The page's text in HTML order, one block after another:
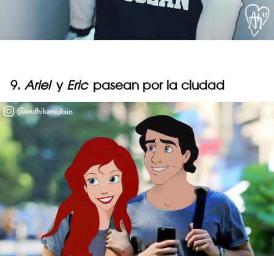
9. Ariely Eric pasean por la ciudad